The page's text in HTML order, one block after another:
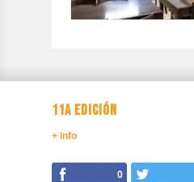
11A EDICIÓN
+ info
0